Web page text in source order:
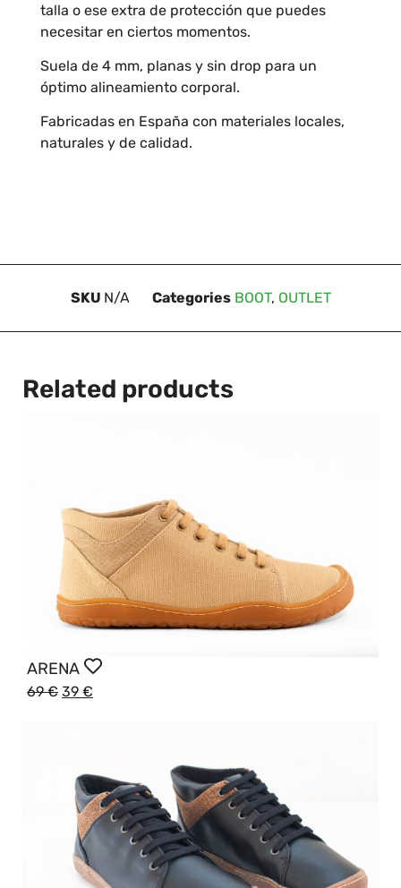
talla o ese extra de protección que puedes
necesitar en ciertos momentos.
Suela de 4 mm, planas y sin drop para un
óptimo alineamiento corporal.
Fabricadas en España con materiales locales,
naturales y de calidad.
SKU N/A Categories BOOT, OUTLET
Related products
ARENA
69€ 39 €